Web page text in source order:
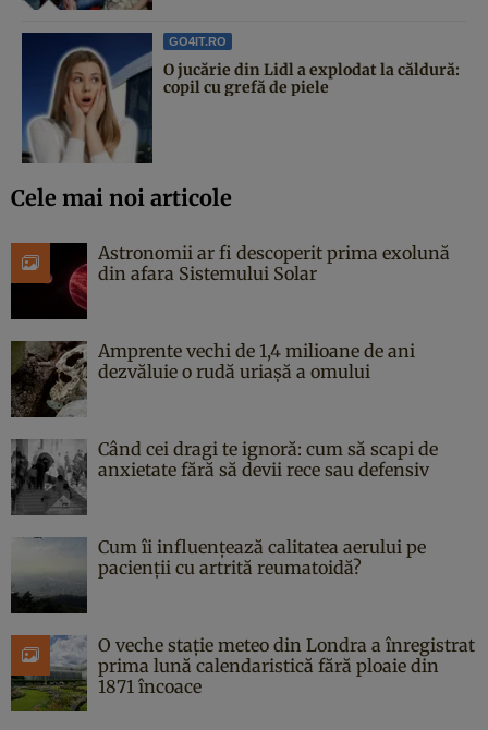
GO4IT.RO
O jucărie din Lidl a explodat la căldură:
copil cu grefă de piele
Cele mai noi articole
Astronomii ar fi descoperit prima exolună
din afara Sistemului Solar
Amprente vechi de 1,4 milioane de ani
dezvăluie o rudă uriașă a omului
Când cei dragi te ignoră: cum să scapi de
anxietate fără să devii rece sau defensiv
Cum îi influențează calitatea aerului pe
pacienții cu artrită reumatoidă?
O veche stație meteo din Londra a înregistrat
prima lună calendaristică fără ploaie din
1871 încoace